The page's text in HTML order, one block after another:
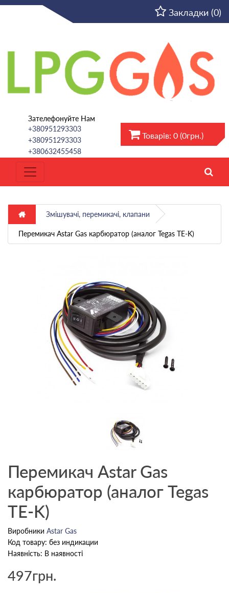
Закладки (0)
Зателефонуйте Нам
+380951293303
+380951293303
+380632455458
Товарів: 0 (0грн.)
Змішувачі, перемикачі, клапани
Перемикач Astar Gas карбюратор (аналог Tegas TE-K)
Перемикач Astar Gas
карбюратор (аналог Tegas
TE-K)
Виробники Astar Gas
Код товару: без индикации
Наявність: В наявності
497грн.